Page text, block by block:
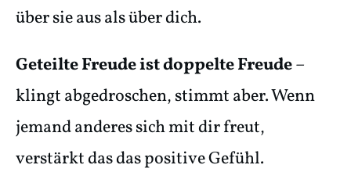
über sie aus als über dich.
Geteilte Freude ist doppelte Freude–
klingt abgedroschen, stimmt aber. Wenn
jemand anderes sich mit dir freut,
verstärkt das das positive Gefühl.